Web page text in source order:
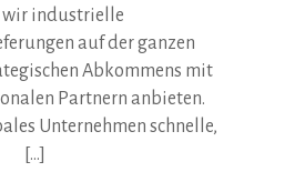
wir industrielle
auf der ganzen
Abkommens mit
Partnern anbieten.
Unternehmen schnelle,
[…]